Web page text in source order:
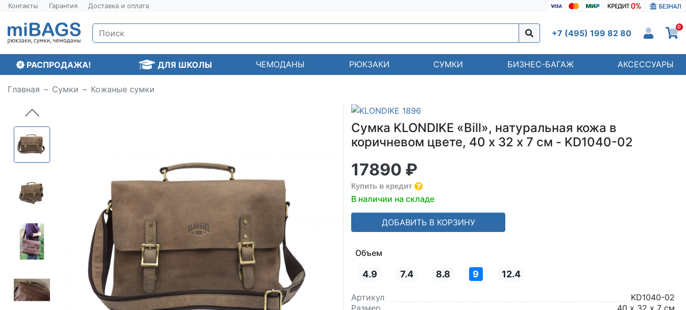
Контакты Гарантия Доставка и оплата
+7 (495) 199 82 80
0
РАСПРОДАЖА! ДЛЯ ШКОЛЫ ЧЕМОДАНЫ РЮКЗАКИ СУМКИ БИЗНЕС-БАГАЖ АКСЕССУАРЫ
Главная Сумки Кожаные сумки
Сумка KLONDIKE «Bill», натуральная кожа в
коричневом цвете, 40 х 32 х 7 см - KD1040-02
17890 ₽
Купить в кредит
В наличии на складе
ДОБАВИТЬ В КОРЗИНУ
Объем
4.9 7.4 8.8 9 12.4
Артикул
KD1040-02